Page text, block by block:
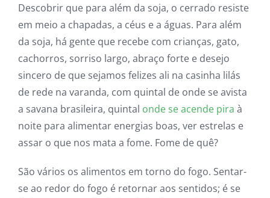
Descobrir que para além da soja, o cerrado resiste
em meio a chapadas, a céus e a águas. Para além
da soja, há gente que recebe com crianças, gato,
cachorros, sorriso largo, abraço forte e desejo
sincero de que sejamos felizes ali na casinha lilás
de rede na varanda, com quintal de onde se avista
a savana brasileira, quintal onde se acende pira à
noite para alimentar energias boas, ver estrelas e
assar o que nos mata a fome. Fome de quê?
São vários os alimentos em torno do fogo. Sentar-
se ao redor do fogo é retornar aos sentidos; é se